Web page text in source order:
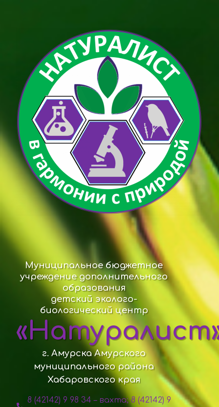
Муниципальное бюджетное
учреждение дополнительного
образования
детский эколого-
биологический центр
г. Амурска Амурского
муниципального района
Хабаровского края
8 (42142) 9 98 34 – вахта; 8 (42142) 9